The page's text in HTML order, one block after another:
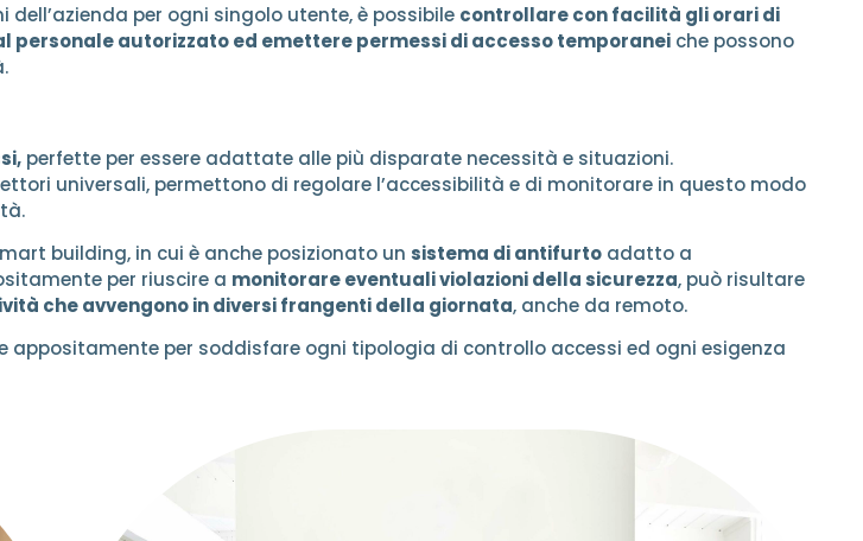
dell’azienda per ogni singolo utente, è possibile controllare con facilità gli orari di
autorizzato ed emettere permessi di accesso temporanei che possono
perfette per essere adattate alle più disparate necessità e situazioni.
universali, permettono di regolare l’accessibilità e di monitorare in questo modo
building, in cui è anche posizionato un sistema di antifurto adatto a
per riuscire a monitorare eventuali violazioni della sicurezza, può risultare
che avvengono in diversi frangenti della giornata, anche da remoto.
appositamente per soddisfare ogni tipologia di controllo accessi ed ogni esigenza